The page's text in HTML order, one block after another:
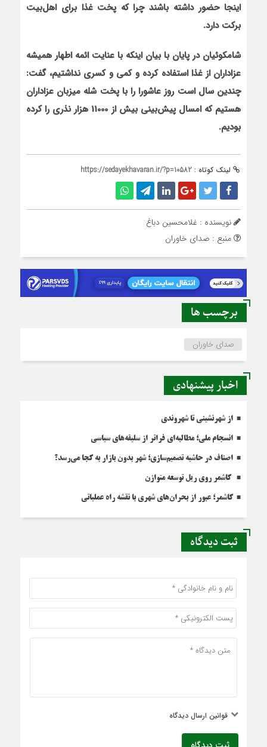
اینجا حضور داشته باشند چرا که پختغذا برای اهل‌بیت
برکت دارد.
شامکوئیان در پایان با بیان این‏که با عنایت ائمه اطهار همیشه
عزاداران از غذا استفاده کرده و کمی و کسری نداشتیم، گفت:
چندین سال است روز عاشورا را با پخت شله میزبان عزاداران
هستیم که امسال پیش‌بینی بیش از 11000 هزار نذری را کرده
بودیم.
لینک کوتاه : https://sedayekhavaran.ir/?p=10582
نویسنده : غلامحسین دباغ
منبع : صدای خاوران
برچسب ها
صدای خاوران
اخبار پیشنهادی
از شهرنشینی تا شهروندی
انسجام ملی؛ مطالبه‌ای فراتر از سلیقه‌های سیاسی
اصناف در حاشیه تصمیم‌سازی؛ شهر بدون بازار به کجا می‌رسد؟
کاشمر روی ریل توسعه متوازن
کاشمر؛ عبور از بحران‌های شهری با نقشه راه عملیاتی
ثبت دیدگاه
قوانین ارسال دیدگاه